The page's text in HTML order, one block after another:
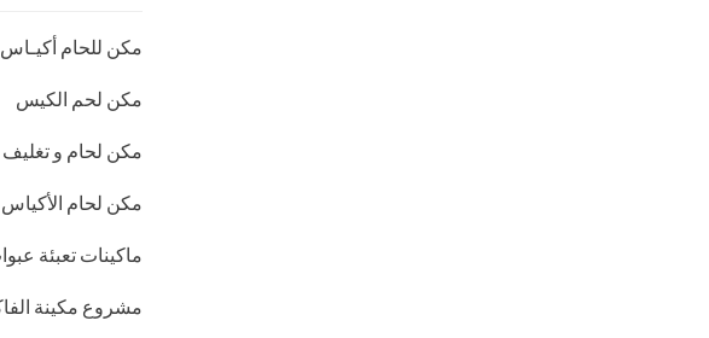
مكن للحام أكيـاس
مكن لحم الكيس
مكن لحام و تغليف
مكن لحام الأكياس
ماكينات تعبئة
مشروع مكينة